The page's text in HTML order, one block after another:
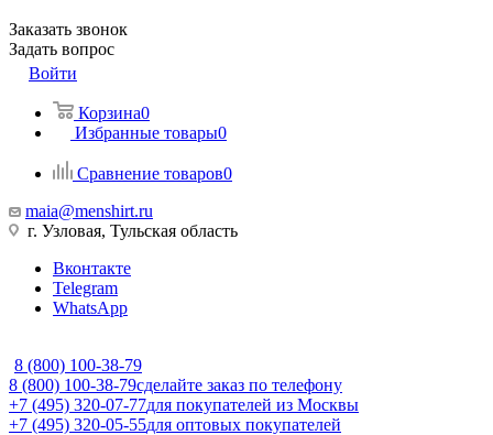
Заказать звонок
Задать вопрос
Войти
Корзина0
Избранные товары0
Сравнение товаров0
maia@menshirt.ru
г. Узловая, Тульская область
Вконтакте
Telegram
WhatsApp
8 (800) 100-38-79
8 (800) 100-38-79сделайте заказ по телефону
+7 (495) 320-07-77для покупателей из Москвы
+7 (495) 320-05-55для оптовых покупателей